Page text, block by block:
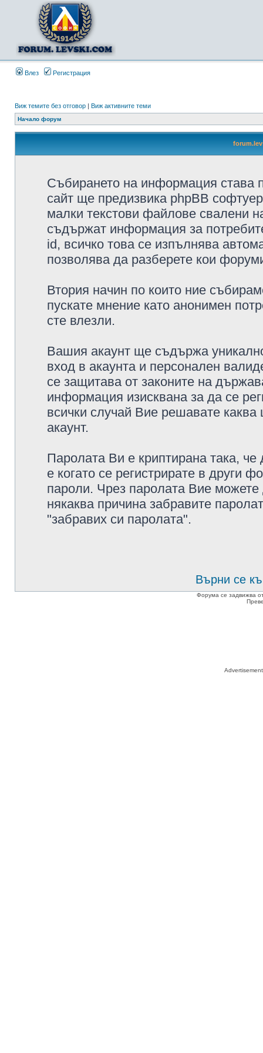
Влез Регистрация
Виж темите без отговор | Виж активните теми
Начало форум
Събирането на информация става
сайт ще предизвика phpBB
малки текстови файлове свалени
съдържат информация за
id, всичко това се изпълнява
позволява да разберете кои
Втория начин по които ние
пускате мнение като анонимен
сте влезли.
Вашия акаунт ще съдържа
вход в акаунта и персонален
се защитава от законите на
информация изисквана за да се
всички случай Вие решавате
акаунт.
Паролата Ви е криптирана така,
е когато се регистрирате в други
пароли. Чрез паролата Вие можете
някаква причина забравите
"забравих си паролата".
Върни се
Форума се задвижва